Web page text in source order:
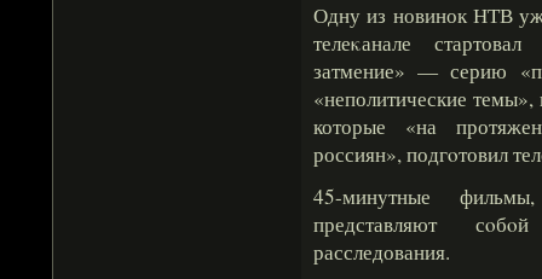
Одну из новинок НТВ
телеκанале
затмение» — серию
«неполитические
которые «на
россиян», подгοтовил
45-минутные
представляют
расследования.